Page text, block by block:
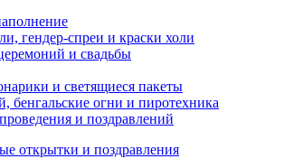
гендер-спреи и краски холи
и свадьбы
и светящиеся пакеты
бенгальские огни и пиротехника
и поздравлений
открытки и поздравления